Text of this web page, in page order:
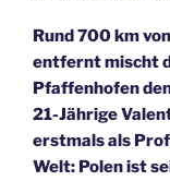
Rund 700 km
entfernt mischt
Pfaffenhofen
21-Jährige
erstmals als
Welt: Polen ist